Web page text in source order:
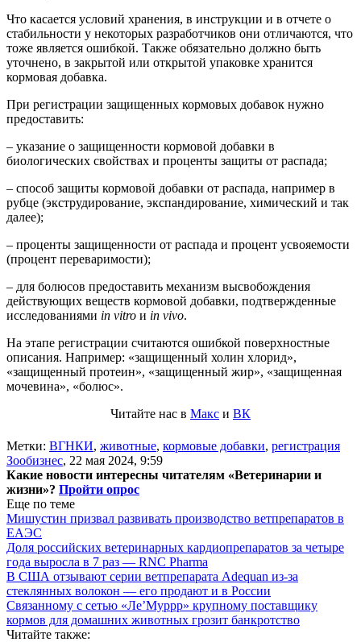
Что касается условий хранения, в инструкции и в отчете о
стабильности у некоторых разработчиков они отличаются, что
тоже является ошибкой. Также обязательно должно быть
уточнено, в закрытой или открытой упаковке хранится
кормовая добавка.
При регистрации защищенных кормовых добавок нужно
предоставить:
– указание о защищенности кормовой добавки в
биологических свойствах и проценты защиты от распада;
– способ защиты кормовой добавки от распада, например в
рубце (экструдирование, экспандирование, химический и так
далее);
– проценты защищенности от распада и процент усвояемости
(процент переваримости);
– для болюсов предоставить механизм высвобождения
действующих веществ кормовой добавки, подтвержденные
исследованиями in vitro и in vivo.
На этапе регистрации считаются ошибкой поверхностные
описания. Например: «защищенный холин хлорид»,
«защищенный протеин», «защищенный жир», «защищенная
мочевина», «болюс».
Читайте нас в Макс и ВК
Метки: ВГНКИ, животные, кормовые добавки, регистрация
Зообизнес, 22 мая 2024, 9:59
Какие новости интересны читателям «Ветеринарии и
жизни»? Пройти опрос
Еще по теме
Мишустин призвал развивать производство ветпрепаратов в
ЕАЭС
Доля российских ветеринарных кардиопрепаратов за четыре
года выросла в 7 раз — RNC Pharma
В США отзывают серии ветпрепарата Adequan из-за
стеклянных волокон — его продают и в России
Связанному с сетью «Ле’Муррр» крупному поставщику
кормов для домашних животных грозит банкротство
Читайте также: